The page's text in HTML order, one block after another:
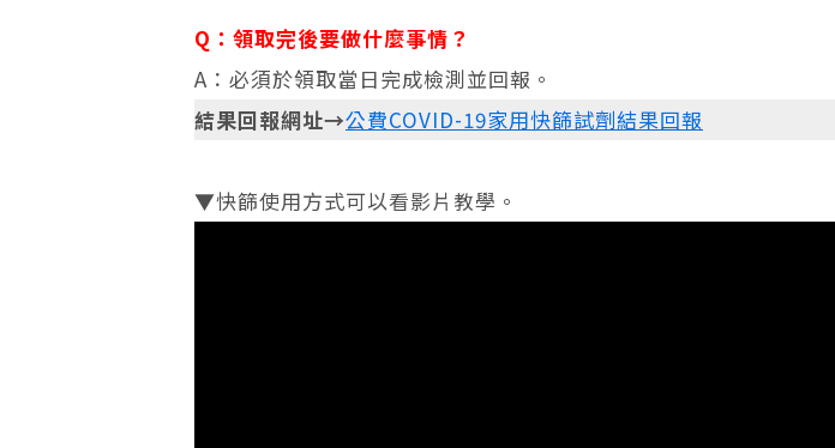
Q：領取完後要做什麼事情？
A：必須於領取當日完成檢測並回報。
結果回報網址→公費COVID-19家用快篩試劑結果回報
▼快篩使用方式可以看影片教學。